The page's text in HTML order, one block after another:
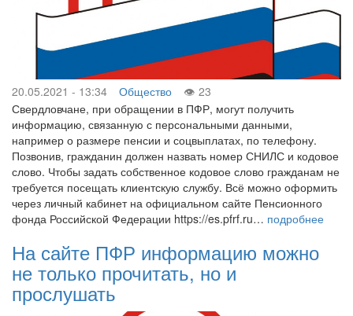
20.05.2021 - 13:34 Общество
23
Свердловчане, при обращении в ПФР, могут получить
информацию, связанную с персональными данными,
например о размере пенсии и соцвыплатах, по телефону.
Позвонив, гражданин должен назвать номер СНИЛС и кодовое
слово. Чтобы задать собственное кодовое слово гражданам не
требуется посещать клиентскую службу. Всё можно оформить
через личный кабинет на официальном сайте Пенсионного
фонда Российской Федерации https://es.pfrf.ru… подробнее
На сайте ПФР информацию можно
не только прочитать, но и
прослушать